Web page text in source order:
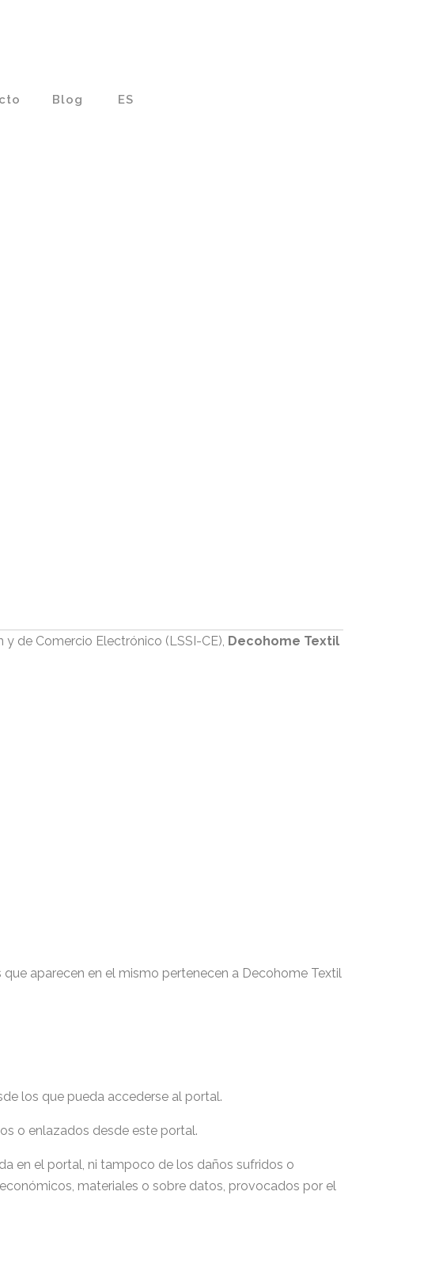
Blog ES
de Comercio Electrónico (LSSI-CE), Decohome Textil
aparecen en el mismo pertenecen a Decohome Textil
los que pueda accederse al portal.
o enlazados desde este portal.
en el portal, ni tampoco de los daños sufridos o
materiales o sobre datos, provocados por el